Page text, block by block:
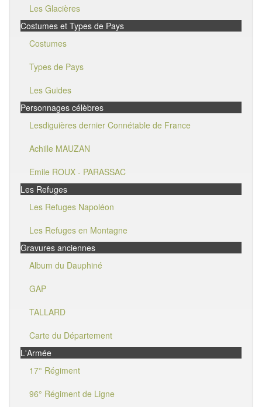
Les Glacières
Costumes et Types de Pays
Costumes
Types de Pays
Les Guides
Personnages célèbres
Lesdiguières dernier Connétable de France
Achille MAUZAN
Emile ROUX - PARASSAC
Les Refuges
Les Refuges Napoléon
Les Refuges en Montagne
Gravures anciennes
Album du Dauphiné
GAP
TALLARD
Carte du Département
L'Armée
17° Régiment
96° Régiment de Ligne